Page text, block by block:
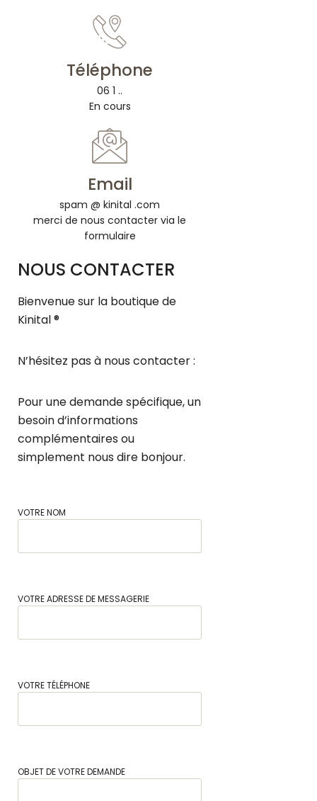
Téléphone
06 1 ..
En cours
Email
spam @ kinital .com
merci de nous contacter via le
formulaire
NOUS CONTACTER
Bienvenue sur la boutique de
Kinital ®
N’hésitez pas à nous contacter :
Pour une demande spécifique, un
besoin d’informations
complémentaires ou
simplement nous dire bonjour.
VOTRE NOM
VOTRE ADRESSE DE MESSAGERIE
VOTRE TÉLÉPHONE
OBJET DE VOTRE DEMANDE